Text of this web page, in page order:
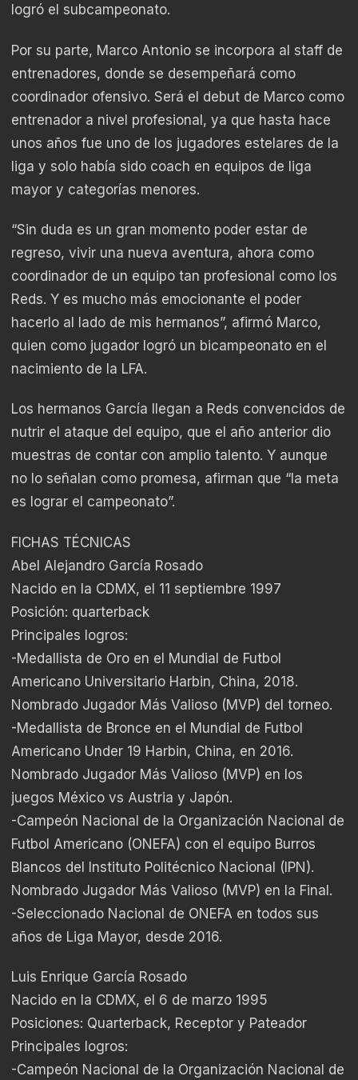
logró el subcampeonato.
Por su parte, Marco Antonio se incorpora al staff de
entrenadores, donde se desempeñará como
coordinador ofensivo. Será el debut de Marco como
entrenador a nivel profesional, ya que hasta hace
unos años fue uno de los jugadores estelares de la
liga y solo había sido coach en equipos de liga
mayor y categorías menores.
“Sin duda es un gran momento poder estar de
regreso, vivir una nueva aventura, ahora como
coordinador de un equipo tan profesional como los
Reds. Y es mucho más emocionante el poder
hacerlo al lado de mis hermanos”, afirmó Marco,
quien como jugador logró un bicampeonato en el
nacimiento de la LFA.
Los hermanos García llegan a Reds convencidos de
nutrir el ataque del equipo, que el año anterior dio
muestras de contar con amplio talento. Y aunque
no lo señalan como promesa, afirman que “la meta
es lograr el campeonato”.
FICHAS TÉCNICAS
Abel Alejandro García Rosado
Nacido en la CDMX, el 11 septiembre 1997
Posición: quarterback
Principales logros:
-Medallista de Oro en el Mundial de Futbol
Americano Universitario Harbin, China, 2018.
Nombrado Jugador Más Valioso (MVP) del torneo.
-Medallista de Bronce en el Mundial de Futbol
Americano Under 19 Harbin, China, en 2016.
Nombrado Jugador Más Valioso (MVP) en los
juegos México vs Austria y Japón.
-Campeón Nacional de la Organización Nacional de
Futbol Americano (ONEFA) con el equipo Burros
Blancos del Instituto Politécnico Nacional (IPN).
Nombrado Jugador Más Valioso (MVP) en la Final.
-Seleccionado Nacional de ONEFA en todos sus
años de Liga Mayor, desde 2016.
Luis Enrique García Rosado
Nacido en la CDMX, el 6 de marzo 1995
Posiciones: Quarterback, Receptor y Pateador
Principales logros:
-Campeón Nacional de la Organización Nacional de